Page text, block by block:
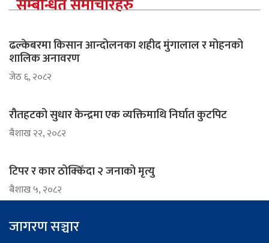
सम्बन्धित समाचारहरु
ढल्केबरमा किसान आन्दोलनका शहीद मुंगालाल र मोहनको
शालिक अनावरण
जेठ ६, २०८२
रौतहटको सुधार केन्द्रमा एक व्यक्तिमाथि निर्घात कुटपिट
ब‌ैशाख २२, २०८२
टिपर र कार ठोक्किँदा २ जनाको मृत्यु
ब‌ैशाख ५, २०८२
जागरण सञ्चार